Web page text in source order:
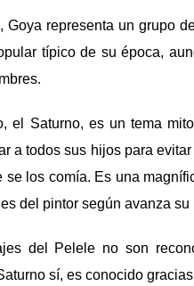
Goya representa un grupo
típico de su época,
el Saturno, es un tema
a todos sus hijos para
se los comía. Es una
del pintor según avanza su
del Pelele no son
sí, es conocido